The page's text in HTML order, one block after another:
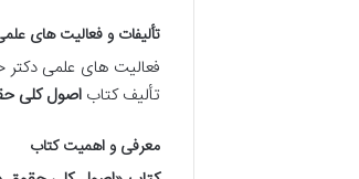
تألیفات و فعالیت های
فعالیت های علمی
تألیف کتاباصول کلی
معرفی و اهمیت کتاب